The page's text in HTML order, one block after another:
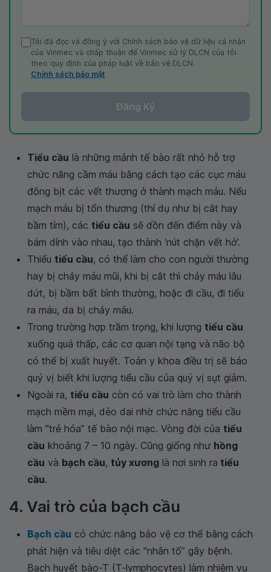
Tôi đã đọc và đồng ý với Chính sách bảo vệ dữ liệu cá nhân
của Vinmec và chấp thuận để Vinmec xử lý DLCN của tôi
theo quy định của pháp luật về bảo vệ DLCN.
Chính sách bảo mật
Đăng Ký
Tiểu cầu là những mảnh tế bào rất nhỏ hỗ trợ
chức năng cầm máu bằng cách tạo các cục máu
đông bịt các vết thương ở thành mạch máu. Nếu
mạch máu bị tổn thương (thí dụ như bị cắt hay
bầm tím), các tiểu cầu sẽ dồn đến điểm này và
bám dính vào nhau, tạo thành ‘nút chặn vết hở’.
Thiếu tiểu cầu, có thể làm cho con người thường
hay bị chảy máu mũi, khi bị cắt thì chảy máu lâu
dứt, bị bầm bất bình thường, hoặc đi cầu, đi tiểu
ra máu, da bị chảy máu.
Trong trường hợp trầm trọng, khi lượng tiểu cầu
xuống quá thấp, các cơ quan nội tạng và não bộ
có thể bị xuất huyết. Toán y khoa điều trị sẽ báo
quý vị biết khi lượng tiểu cầu của quý vị sụt giảm.
Ngoài ra, tiểu cầu còn có vai trò làm cho thành
mạch mềm mại, dẻo dai nhờ chức năng tiểu cầu
làm "trẻ hóa” tế bào nội mạc. Vòng đời của tiểu
cầu khoảng 7 – 10 ngày. Cũng giống như hồng
cầu và bạch cầu, tủy xương là nơi sinh ra tiểu
cầu.
4. Vai trò của bạch cầu
Bạch cầu có chức năng bảo vệ cơ thể bằng cách
phát hiện và tiêu diệt các "nhân tố” gây bệnh.
Bạch huyết bào-T (T-lymphocytes) làm nhiệm vụ